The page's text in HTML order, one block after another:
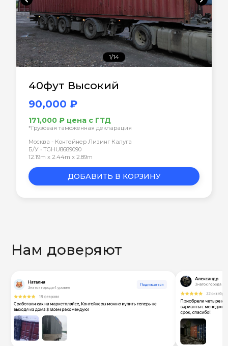
1/14
40фут Высокий
90,000 ₽
171,000 ₽ цена с ГТД
*Грузовая таможенная декларация
Москва - Контейнер Лизинг Калуга
Б/У • TGHU8689090
12.19m x 2.44m x 2.89m
ДОБАВИТЬ В КОРЗИНУ
Нам доверяют